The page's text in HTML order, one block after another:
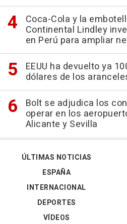
Coca-Cola y la
Continental Lindley
en Perú para ampliar
EEUU ha devuelto ya
dólares de los
Bolt se adjudica los
operar en los
Alicante y Sevilla
ÚLTIMAS NOTICIAS
ESPAÑA
INTERNACIONAL
DEPORTES
VÍDEOS